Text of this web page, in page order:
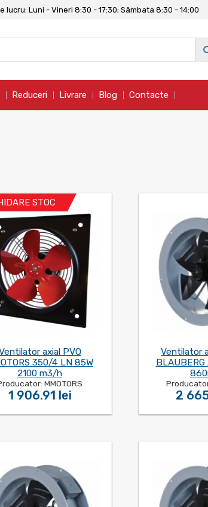
lucru: Luni - Vineri 8:30 - 17:30; Sâmbata 8:30 - 14:00
Reduceri Livrare Blog Contacte
STOC
axial PVO
350/4 LN 85W
2100 m3/h
MMOTORS
1 906.91 lei
Ventilator
2